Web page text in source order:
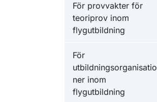
För provvakter för
teoriprov inom
flygutbildning
För
utbildningsorganisatio
ner inom
flygutbildning